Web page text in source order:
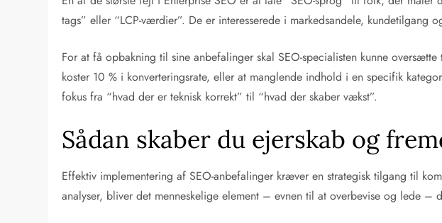
tags” eller “LCP-værdier”. De er interesserede i markedsandele, kundetilgang
For at få opbakning til sine anbefalinger skal SEO-specialisten kunne
koster 10 % i konverteringsrate, eller at manglende indhold i en specifik
fokus fra “hvad der er teknisk korrekt” til “hvad der skaber vækst”.
Sådan skaber du ejerskab og
Effektiv implementering af SEO-anbefalinger kræver en strategisk tilgang til
analyser, bliver det menneskelige element – evnen til at overbevise og lede –